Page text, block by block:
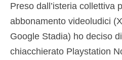
Preso dall’isteria collettiva
abbonamento videoludici
Google Stadia) ho deciso
chiacchierato Playstation